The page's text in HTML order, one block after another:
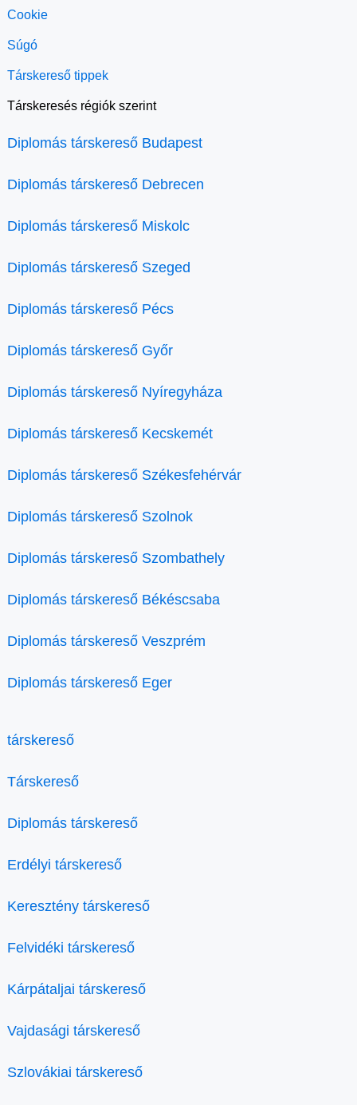
Cookie
Súgó
Társkereső tippek
Társkeresés régiók szerint
Diplomás társkereső Budapest
Diplomás társkereső Debrecen
Diplomás társkereső Miskolc
Diplomás társkereső Szeged
Diplomás társkereső Pécs
Diplomás társkereső Győr
Diplomás társkereső Nyíregyháza
Diplomás társkereső Kecskemét
Diplomás társkereső Székesfehérvár
Diplomás társkereső Szolnok
Diplomás társkereső Szombathely
Diplomás társkereső Békéscsaba
Diplomás társkereső Veszprém
Diplomás társkereső Eger
társkereső
Társkereső
Diplomás társkereső
Erdélyi társkereső
Keresztény társkereső
Felvidéki társkereső
Kárpátaljai társkereső
Vajdasági társkereső
Szlovákiai társkereső